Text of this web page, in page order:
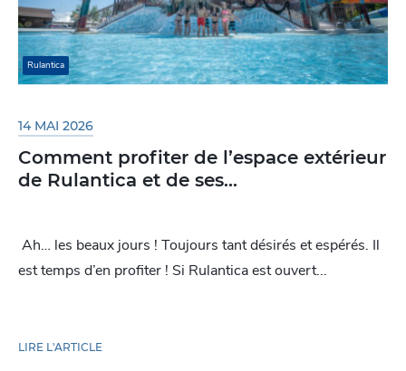
Rulantica
14 MAI 2026
Comment profiter de l’espace extérieur
de Rulantica et de ses...
Ah… les beaux jours ! Toujours tant désirés et espérés. Il
est temps d’en profiter ! Si Rulantica est ouvert...
LIRE L'ARTICLE